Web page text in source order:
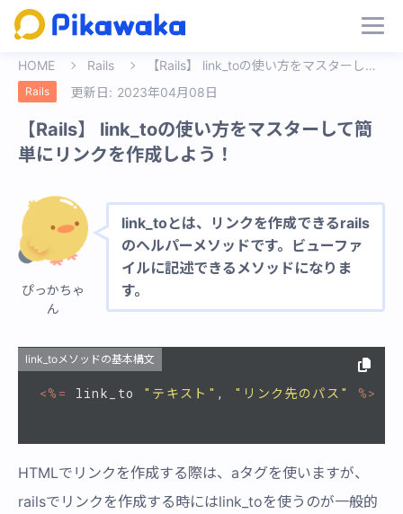
HOME Rails 【Rails】 link_toの使い方をマスターして簡単にリンクを作成しよう！
Rails 更新日: 2023年04月08日
【Rails】 link_toの使い方をマスターして簡
単にリンクを作成しよう！
ぴっかちゃ
ん
link_toとは、リンクを作成できるrails
のヘルパーメソッドです。ビューファ
イルに記述できるメソッドになりま
す。
link_toメソッドの基本構文
<%= link_to "テキスト" , "リンク先のパス" %>
HTMLでリンクを作成する際は、aタグを使いますが、
railsでリンクを作成する時にはlink_toを使うのが一般的